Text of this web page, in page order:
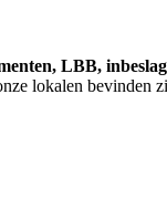
LBB,
lokalen bevinden